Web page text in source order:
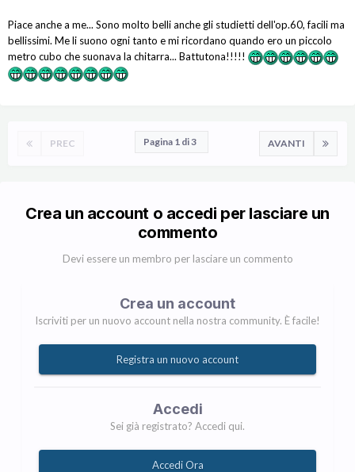
Piace anche a me... Sono molto belli anche gli studietti dell'op.60, facili ma
bellissimi. Me li suono ogni tanto e mi ricordano quando ero un piccolo
metro cubo che suonava la chitarra... Battutona!!!!!
PREC AVANTI
Pagina 1 di 3
Crea un account o accedi per lasciare un
commento
Devi essere un membro per lasciare un commento
Crea un account
Iscriviti per un nuovo account nella nostra community. È facile!
Registra un nuovo account
Accedi
Sei già registrato? Accedi qui.
Accedi Ora